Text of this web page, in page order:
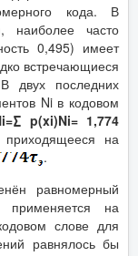
кода. В
наиболее часто
0,495) имеет
встречающиеся
двух последних
Ni в кодовом
p(xi)Ni= 1,774
приходящееся на
.
равномерный
на
слове для
равнялось бы